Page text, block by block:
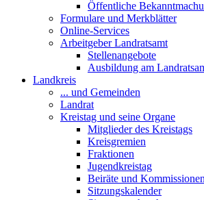
Öffentliche
Formulare und Merkblätter
Online-Services
Arbeitgeber Landratsamt
Stellenangebote
Ausbildung am
Landkreis
... und Gemeinden
Landrat
Kreistag und seine Organe
Mitglieder des Kreistags
Kreisgremien
Fraktionen
Jugendkreistag
Beiräte und Kommissionen
Sitzungskalender